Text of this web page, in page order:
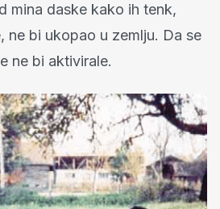
mina daske kako ih tenk,
ne bi ukopao u zemlju. Da se
ne bi aktivirale.